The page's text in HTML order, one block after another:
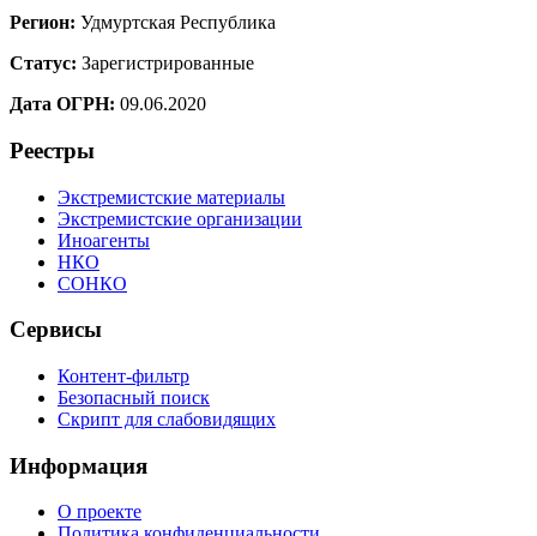
Регион: Удмуртская Республика
Статус: Зарегистрированные
Дата ОГРН: 09.06.2020
Реестры
Экстремистские материалы
Экстремистские организации
Иноагенты
НКО
СОНКО
Сервисы
Контент-фильтр
Безопасный поиск
Скрипт для слабовидящих
Информация
О проекте